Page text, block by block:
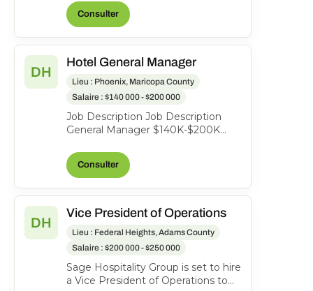
property seeking an experie...
Consulter
DH
Hotel General Manager
Lieu : Phoenix, Maricopa County
Salaire : $140 000 - $200 000
Job Description Job Description
General Manager $140K-$200K
destination tucked into...
Consulter
DH
Vice President of Operations
Lieu : Federal Heights, Adams County
Salaire : $200 000 - $250 000
Sage Hospitality Group is set to hire
a Vice President of Operations to